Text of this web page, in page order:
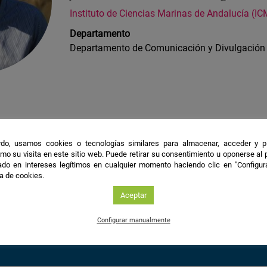
Instituto de Ciencias Marinas de Andalucía
Departamento
Departamento de Comunicación y Divulgación
y Comunicación Audiovisual por la Universidad de
Comunicación y Divulgación del Instituto de Ciencias
usamos cookies o tecnologías similares para almacenar, acceder y
su visita en este sitio web. Puede retirar su consentimiento u oponerse al
en intereses legítimos en cualquier momento haciendo clic en
de cookies.
Aceptar
Configurar manualmente